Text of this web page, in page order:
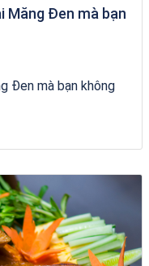
Măng Đen mà bạn
Đen mà bạn không